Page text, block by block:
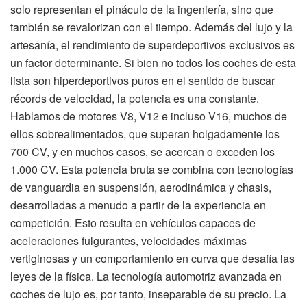
solo representan el pináculo de la ingeniería, sino que
también se revalorizan con el tiempo. Además del lujo y la
artesanía, el rendimiento de superdeportivos exclusivos es
un factor determinante. Si bien no todos los coches de esta
lista son hiperdeportivos puros en el sentido de buscar
récords de velocidad, la potencia es una constante.
Hablamos de motores V8, V12 e incluso V16, muchos de
ellos sobrealimentados, que superan holgadamente los
700 CV, y en muchos casos, se acercan o exceden los
1.000 CV. Esta potencia bruta se combina con tecnologías
de vanguardia en suspensión, aerodinámica y chasis,
desarrolladas a menudo a partir de la experiencia en
competición. Esto resulta en vehículos capaces de
aceleraciones fulgurantes, velocidades máximas
vertiginosas y un comportamiento en curva que desafía las
leyes de la física. La tecnología automotriz avanzada en
coches de lujo es, por tanto, inseparable de su precio. La